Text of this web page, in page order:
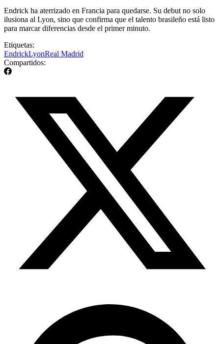
Endrick ha aterrizado en Francia para quedarse. Su debut no solo
ilusiona al Lyon, sino que confirma que el talento brasileño está listo
para marcar diferencias desde el primer minuto.
Etiquetas:
EndrickLyonReal Madrid
Compartidos: